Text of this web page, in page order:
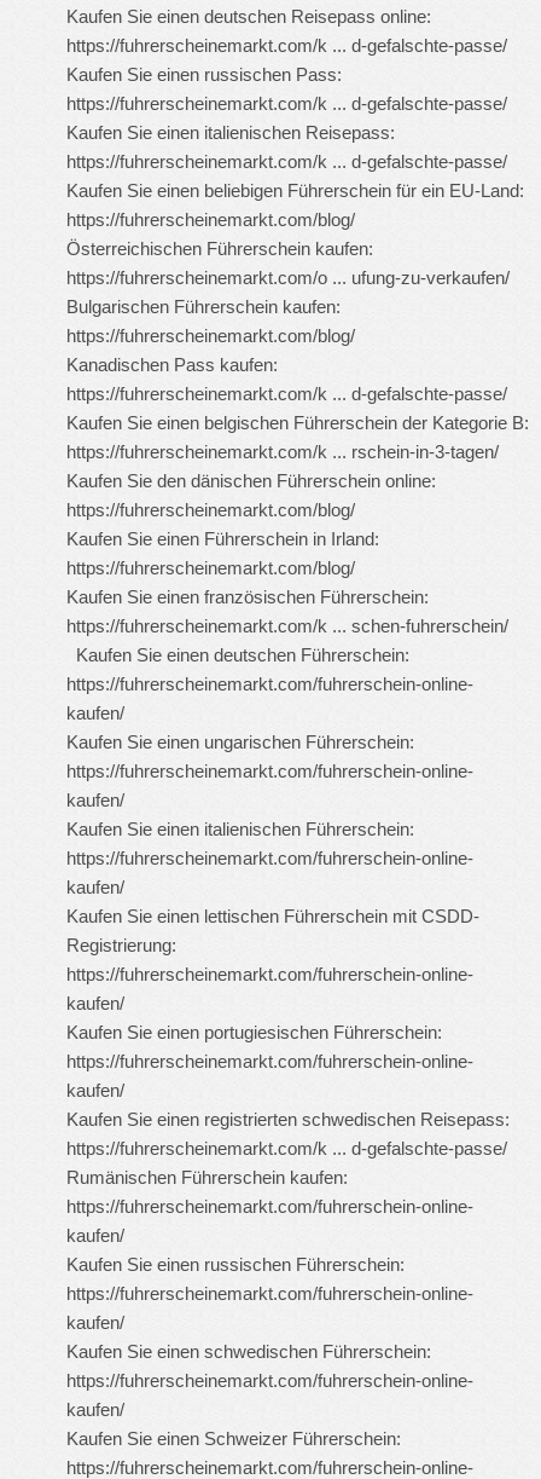
Kaufen Sie einen deutschen Reisepass online:
https://fuhrerscheinemarkt.com/k ... d-gefalschte-passe/
Kaufen Sie einen russischen Pass:
https://fuhrerscheinemarkt.com/k ... d-gefalschte-passe/
Kaufen Sie einen italienischen Reisepass:
https://fuhrerscheinemarkt.com/k ... d-gefalschte-passe/
Kaufen Sie einen beliebigen Führerschein für ein EU-Land:
https://fuhrerscheinemarkt.com/blog/
Österreichischen Führerschein kaufen:
https://fuhrerscheinemarkt.com/o ... ufung-zu-verkaufen/
Bulgarischen Führerschein kaufen:
https://fuhrerscheinemarkt.com/blog/
Kanadischen Pass kaufen:
https://fuhrerscheinemarkt.com/k ... d-gefalschte-passe/
Kaufen Sie einen belgischen Führerschein der Kategorie B:
https://fuhrerscheinemarkt.com/k ... rschein-in-3-tagen/
Kaufen Sie den dänischen Führerschein online:
https://fuhrerscheinemarkt.com/blog/
Kaufen Sie einen Führerschein in Irland:
https://fuhrerscheinemarkt.com/blog/
Kaufen Sie einen französischen Führerschein:
https://fuhrerscheinemarkt.com/k ... schen-fuhrerschein/
Kaufen Sie einen deutschen Führerschein:
https://fuhrerscheinemarkt.com/fuhrerschein-online-
kaufen/
Kaufen Sie einen ungarischen Führerschein:
https://fuhrerscheinemarkt.com/fuhrerschein-online-
kaufen/
Kaufen Sie einen italienischen Führerschein:
https://fuhrerscheinemarkt.com/fuhrerschein-online-
kaufen/
Kaufen Sie einen lettischen Führerschein mit CSDD-
Registrierung:
https://fuhrerscheinemarkt.com/fuhrerschein-online-
kaufen/
Kaufen Sie einen portugiesischen Führerschein:
https://fuhrerscheinemarkt.com/fuhrerschein-online-
kaufen/
Kaufen Sie einen registrierten schwedischen Reisepass:
https://fuhrerscheinemarkt.com/k ... d-gefalschte-passe/
Rumänischen Führerschein kaufen:
https://fuhrerscheinemarkt.com/fuhrerschein-online-
kaufen/
Kaufen Sie einen russischen Führerschein:
https://fuhrerscheinemarkt.com/fuhrerschein-online-
kaufen/
Kaufen Sie einen schwedischen Führerschein:
https://fuhrerscheinemarkt.com/fuhrerschein-online-
kaufen/
Kaufen Sie einen Schweizer Führerschein:
https://fuhrerscheinemarkt.com/fuhrerschein-online-